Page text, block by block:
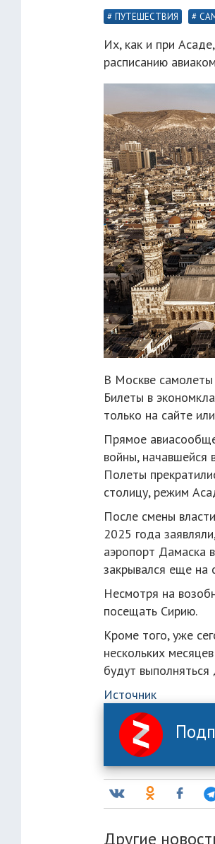
ПУТЕШЕСТВИЯ
Их, как и при
расписанию
В Москве самолеты
Билеты в
только на сайте
Прямое
войны,
Полеты
столицу, режим
После смены
2025 года
аэропорт Дамаска
закрывался еще
Несмотря на
посещать Сирию.
Кроме того, уже
нескольких
будут
Источник
Другие